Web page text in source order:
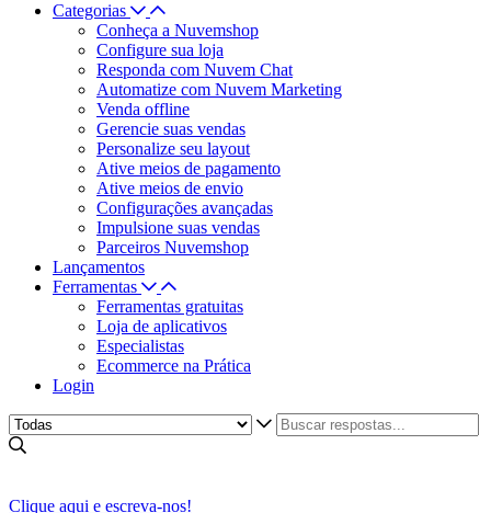
Categorias
Conheça a Nuvemshop
Configure sua loja
Responda com Nuvem Chat
Automatize com Nuvem Marketing
Venda offline
Gerencie suas vendas
Personalize seu layout
Ative meios de pagamento
Ative meios de envio
Configurações avançadas
Impulsione suas vendas
Parceiros Nuvemshop
Lançamentos
Ferramentas
Ferramentas gratuitas
Loja de aplicativos
Especialistas
Ecommerce na Prática
Login
Clique aqui e escreva-nos!